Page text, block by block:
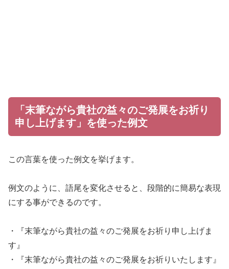
「末筆ながら貴社の益々のご発展をお祈り
申し上げます」を使った例文
この言葉を使った例文を挙げます。
例文のように、語尾を変化させると、段階的に簡易な表現
にする事ができるのです。
・『末筆ながら貴社の益々のご発展をお祈り申し上げま
す』
・『末筆ながら貴社の益々のご発展をお祈りいたします』